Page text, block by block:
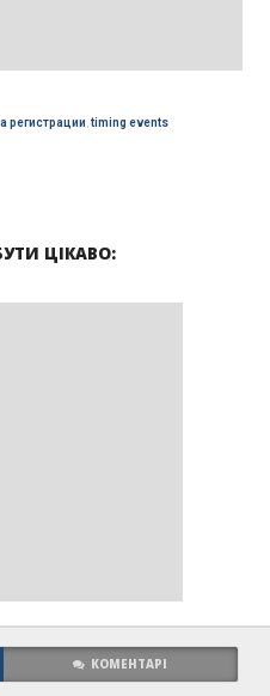
регистрации timing events
ЦІКАВО:
КОМЕНТАРІ